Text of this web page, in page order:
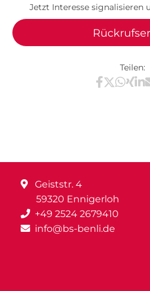
Jetzt Interesse signalisieren
Teilen:
Teilen via
Teilen via
Teilen
Geiststr. 4
59320 Ennigerloh
+49 2524 2679410
info@bs-benli.de